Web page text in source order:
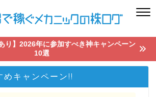
り】2026年に参加すべき神キャンペーン
10選
めキャンペーン!!